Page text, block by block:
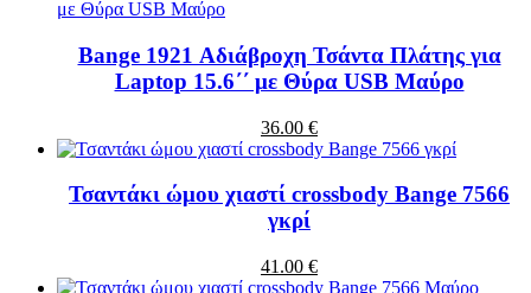
Bange 1921 Αδιάβροχη Τσάντα Πλάτης για
Laptop 15.6΄΄ με Θύρα USB Μαύρο
36.00 €
Τσαντάκι ώμου χιαστί crossbody Bange 7566
γκρί
41.00 €